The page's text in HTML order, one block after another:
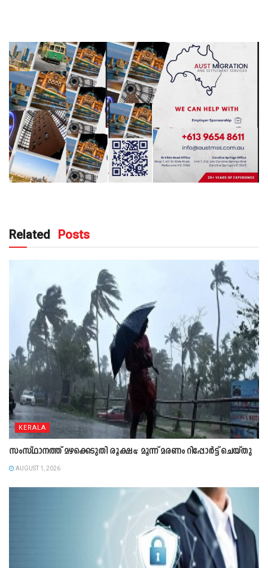
Related Posts
KERALA
സംസ്ഥാനത്ത് മഴക്കെടുതി രൂക്ഷം; മൂന്ന് മരണം റിപ്പോർട്ട് ചെയ്തു
AUGUST 1, 2026